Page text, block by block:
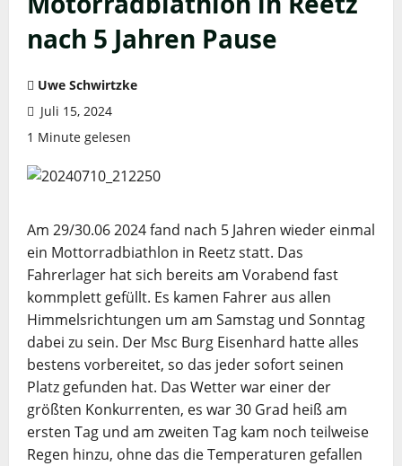
nach 5 Jahren Pause
Uwe Schwirtzke
Juli 15, 2024
1 Minute gelesen
Am 29/30.06 2024 fand nach 5 Jahren wieder einmal
ein Mottorradbiathlon in Reetz statt. Das
Fahrerlager hat sich bereits am Vorabend fast
kommplett gefüllt. Es kamen Fahrer aus allen
Himmelsrichtungen um am Samstag und Sonntag
dabei zu sein. Der Msc Burg Eisenhard hatte alles
bestens vorbereitet, so das jeder sofort seinen
Platz gefunden hat. Das Wetter war einer der
größten Konkurrenten, es war 30 Grad heiß am
ersten Tag und am zweiten Tag kam noch teilweise
Regen hinzu, ohne das die Temperaturen gefallen